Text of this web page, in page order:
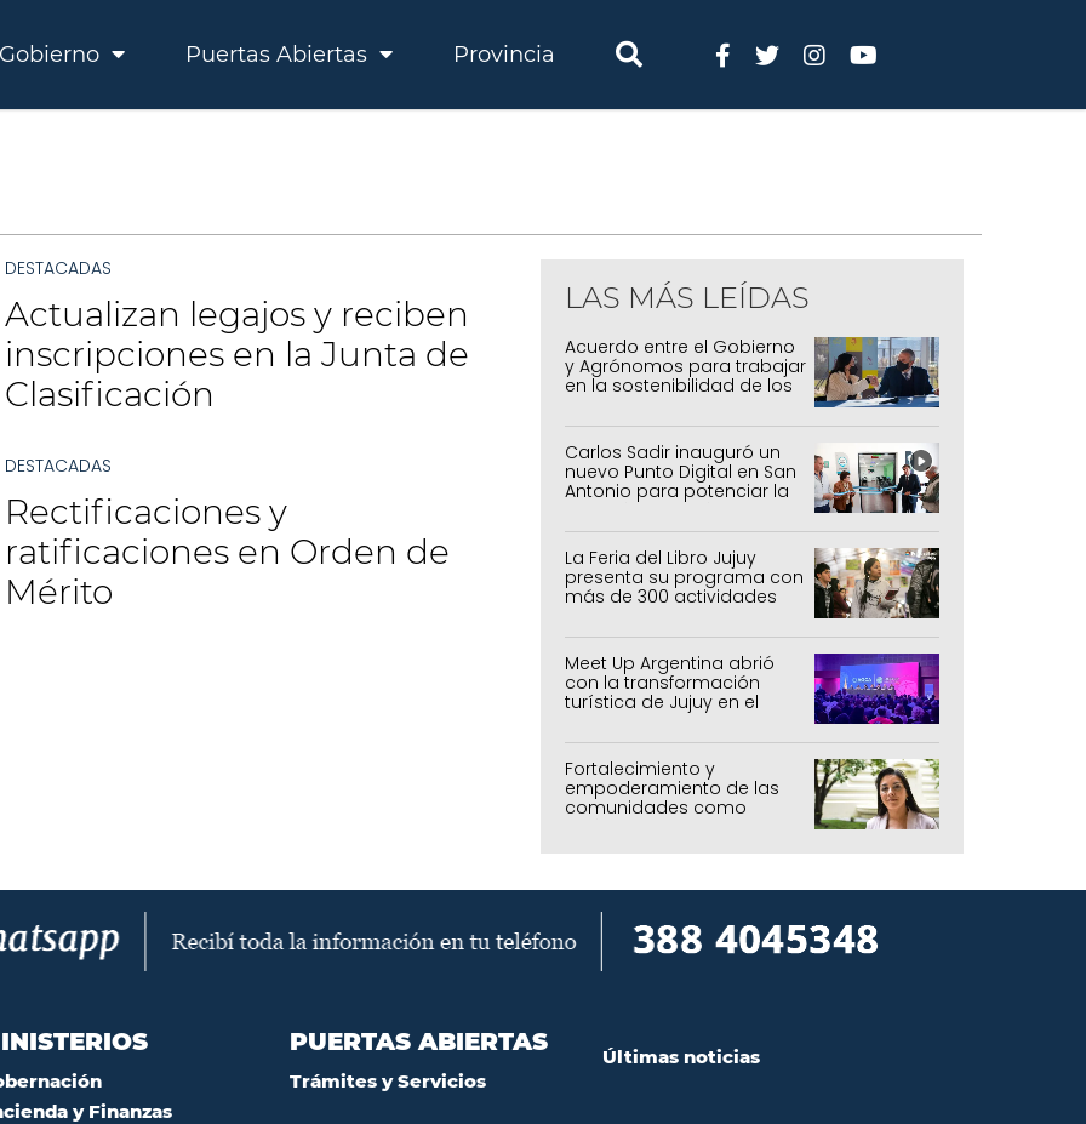
Gobierno Puertas Abiertas Provincia
DESTACADAS
Actualizan legajos y reciben
inscripciones en la Junta de
Clasificación
DESTACADAS
Rectificaciones y
ratificaciones en Orden de
Mérito
LAS MÁS LEÍDAS
Acuerdo entre el Gobierno
y Agrónomos para trabajar
en la sostenibilidad de los
agrícolas, pecuarios y
forestal
Carlos Sadir inauguró un
nuevo Punto Digital en San
Antonio para potenciar la
inclusión tecnológica
La Feria del Libro Jujuy
presenta su programa con
más de 300 actividades
Meet Up Argentina abrió
con la transformación
turística de Jujuy en el
Fortalecimiento y
empoderamiento de las
comunidades como
y Finanzas
PUERTAS ABIERTAS
Trámites y Servicios
Últimas noticias